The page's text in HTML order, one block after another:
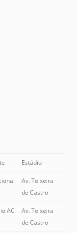
Estádio
Av. Teixeira
de Castro
AC
Av. Teixeira
de Castro